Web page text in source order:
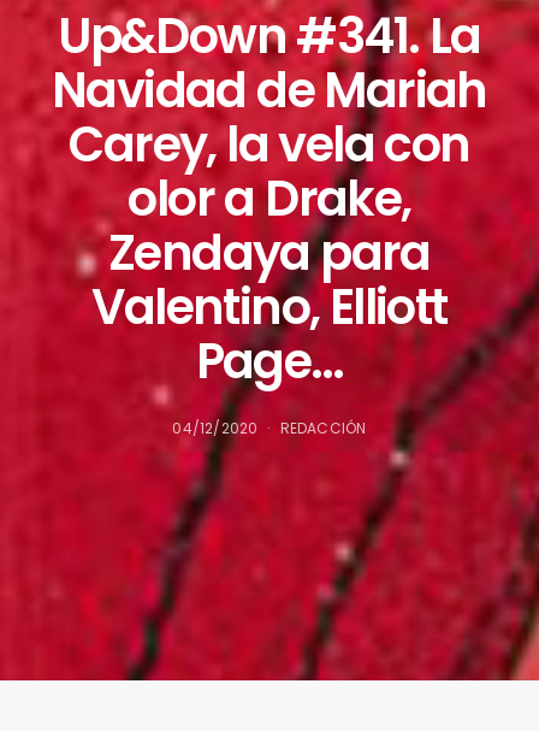
Up&Down #341. La
Navidad de Mariah
Carey, la vela con
olor a Drake,
Zendaya para
Valentino, Elliott
Page…
04/12/2020 REDACCIÓN